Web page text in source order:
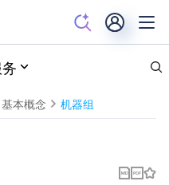
基本概念 机器组